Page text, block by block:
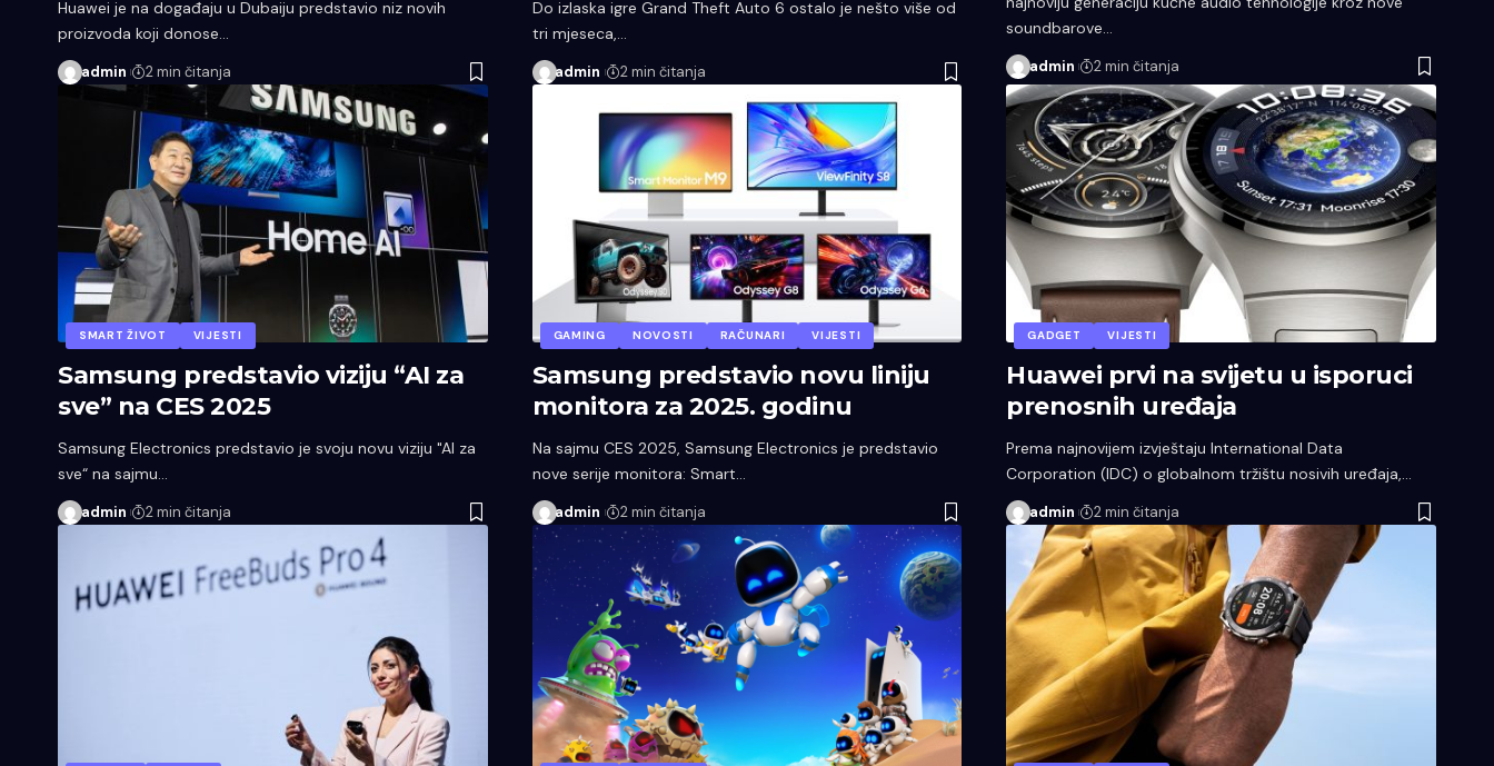
Huawei je na događaju u Dubaiju predstavio niz novih
proizvoda koji donose…
admin 2 min čitanja
Do izlaska igre Grand Theft Auto 6 ostalo je nešto više od
tri mjeseca,…
admin 2 min čitanja
soundbarove…
admin 2 min čitanja
SMART ŽIVOT VIJESTI
Samsung predstavio viziju “AI za
sve” na CES 2025
Samsung Electronics predstavio je svoju novu viziju "AI za
sve“ na sajmu…
admin 2 min čitanja
GAMING NOVOSTI RAČUNARI VIJESTI
Samsung predstavio novu liniju
monitora za 2025. godinu
Na sajmu CES 2025, Samsung Electronics je predstavio
nove serije monitora: Smart…
admin 2 min čitanja
GADGET VIJESTI
Huawei prvi na svijetu u isporuci
prenosnih uređaja
Prema najnovijem izvještaju International Data
Corporation (IDC) o globalnom tržištu nosivih uređaja,…
admin 2 min čitanja